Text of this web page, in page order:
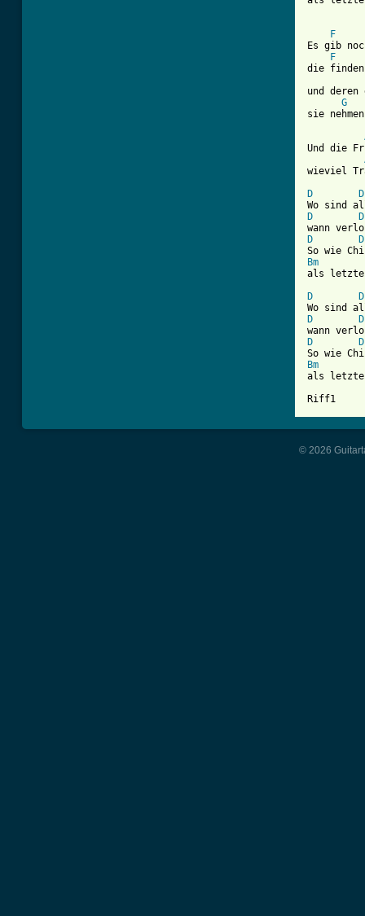
F
Es gib
F
die
und deren
G
sie
Und die
wieviel
D
D
D
Bm
als letzter
D
D
D
Bm
als letzter
Riff1
© 2026